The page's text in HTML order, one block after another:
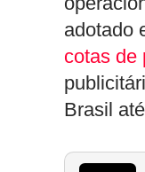
adotado
cotas de
Brasil